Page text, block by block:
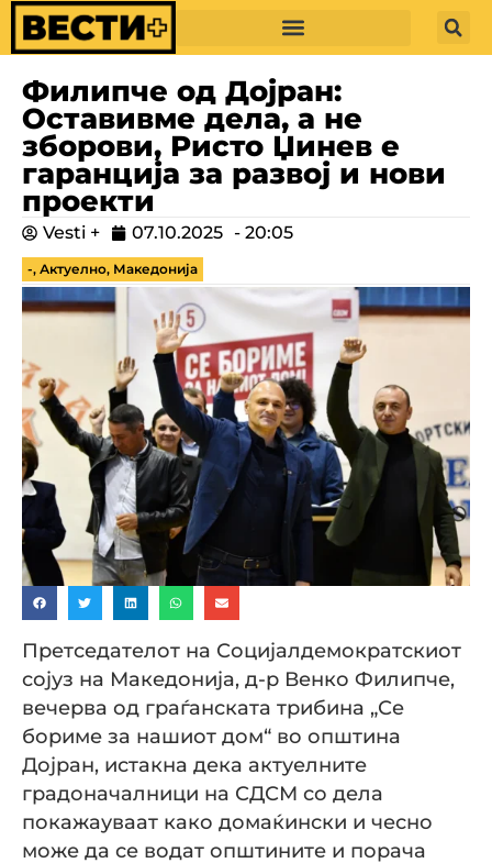
Филипче од Дојран:
Оставивме дела, а не
зборови, Ристо Џинев е
гаранција за развој и нови
проекти
Vesti + 07.10.2025 - 20:05
-, Актуелно, Македонија
Претседателот на Социјалдемократскиот
сојуз на Македонија, д-р Венко Филипче,
вечерва од граѓанската трибина „Се
бориме за нашиот дом“ во општина
Дојран, истакна дека актуелните
градоначалници на СДСМ со дела
покажауваат како домаќински и чесно
може да се водат општините и порача